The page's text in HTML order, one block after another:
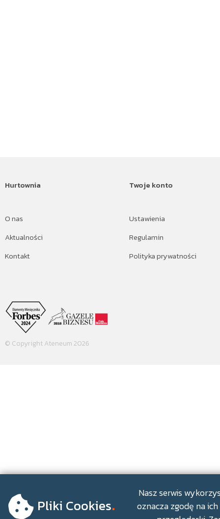
Hurtownia
O nas
Aktualności
Kontakt
Twoje konto
Ustawienia
Regulamin
Polityka prywatności
© Copyright Ateneum 2026
Pliki Cookies.
Nasz serwis
oznacza zgodę na